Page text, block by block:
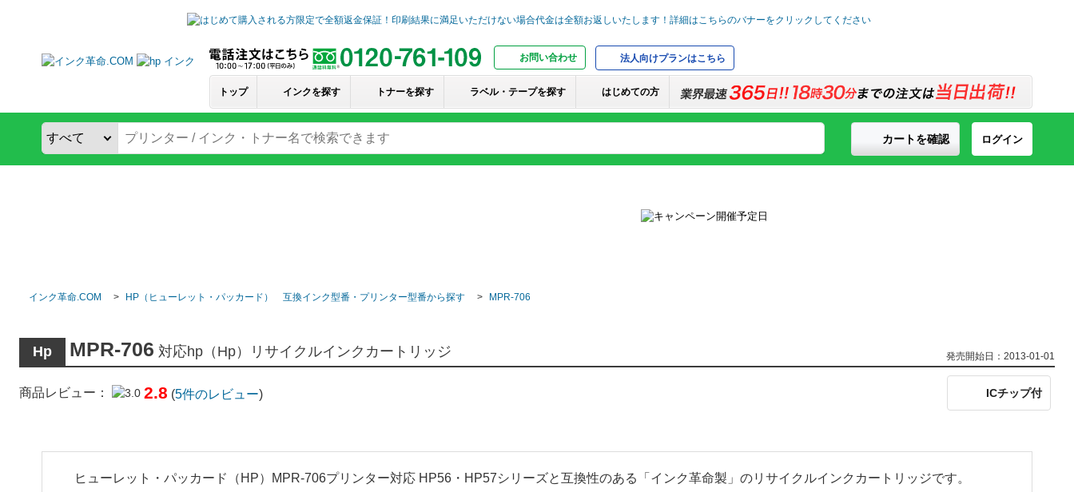
お問い合わせ 法人向けプランはこちら
トップ インクを探す トナーを探す ラベル・テープを探す はじめての方
ログイン
カートを確認
インク革命.COM HP（ヒューレット・パッカード） 互換インク型番・プリンター型番から探す MPR-706
Hp MPR-706 対応hp（Hp）リサイクルインクカートリッジ 発売開始日：2013-01-01
商品レビュー： 2.8 (5件のレビュー) ICチップ付
ヒューレット・パッカード（HP）MPR-706プリンター対応 HP56・HP57シリーズと互換性のある「インク革命製」のリサイクルインクカートリッジです。